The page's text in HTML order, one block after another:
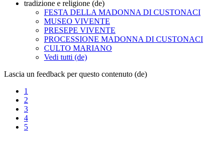
tradizione e religione (de)
FESTA DELLA MADONNA DI CUSTONACI
MUSEO VIVENTE
PRESEPE VIVENTE
PROCESSIONE MADONNA DI CUSTONACI
CULTO MARIANO
Vedi tutti (de)
Lascia un feedback per questo contenuto (de)
1
2
3
4
5